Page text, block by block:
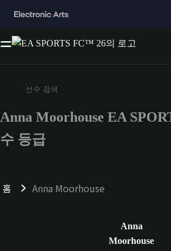
최소 3자 이상의 문자 또는 숫
Anna Moorhouse EA
수 등급
홈 Anna Moorhouse
Anna
Moorhouse